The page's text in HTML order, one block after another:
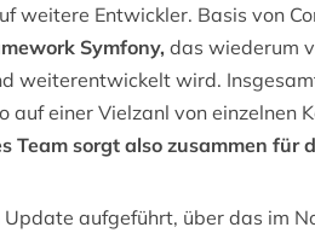
weitere Entwickler. Basis von
Symfony, das wiederum
weiterentwickelt wird.
auf einer Vielzanl von einzelnen
Team sorgt also zusammen für
Update aufgeführt, über das im